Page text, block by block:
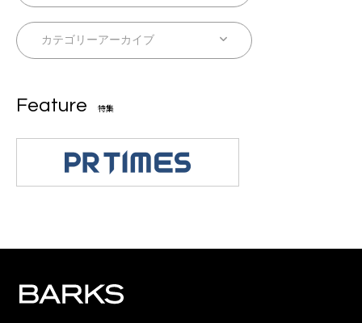
Feature 特集